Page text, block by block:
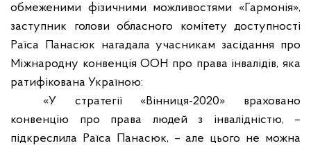
обмеженими фізичними можливостями «Гармонія»,
заступник голови обласного комітету доступності
Раїса Панасюк нагадала учасникам засідання про
Міжнародну конвенція ООН про права інвалідів, яка
ратифікована Україною:
«У стратегії «Вінниця-2020» враховано
конвенцію про права людей з інвалідністю, –
підкреслила Раїса Панасюк, – але цього не можна